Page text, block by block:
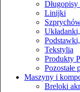
Linijki
Tekstylia
Produkty
Pozostałe
Maszyny i
Breloki